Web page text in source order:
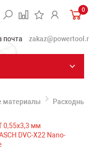
0
материалы